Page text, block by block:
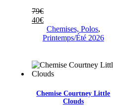
79€
40€
Chemises, Polos,
Printemps/Été 2026
Chemise Courtney Little
Clouds